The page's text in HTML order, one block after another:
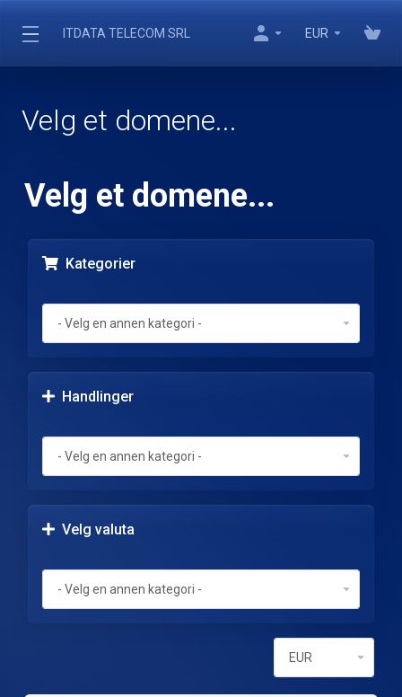
ITDATA TELECOM SRL EUR
Velg et domene...
Velg et domene...
Kategorier
Handlinger
Velg valuta